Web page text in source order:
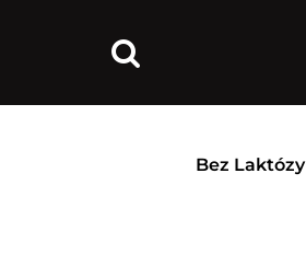
Bez Laktózy